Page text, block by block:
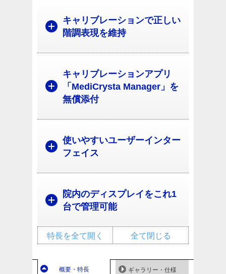
キャリブレーションで正しい
階調表現を維持
キャリブレーションアプリ
「MediCrysta Manager」を
無償添付
使いやすいユーザーインター
フェイス
院内のディスプレイをこれ1
台で管理可能
全て閉じる
特長を全て開く
概要・特長 ギャラリー・仕様